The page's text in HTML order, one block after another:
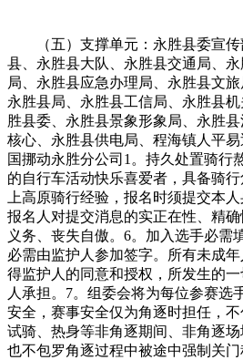
（五）支撑单元：永胜县委宣传
县、永胜县大队、永胜县交通局、
局、永胜县应急办理局、永胜县文旅
永胜县局、永胜县工信局、永胜县
胜县委、永胜县景象形象局、永胜
核心、永胜县供电局、程海镇人平
国挪动永胜分公司1。持久处置骑行
的自行车活动快乐喜爱者，具备骑
上高原骑行经验，报名时须提交本
报名人对提交消息的实正在性、精
义务、丧失自傲。6。加入选手必需
必需由监护人参加签字。所有未成
得监护人的同意和授权，所发生的
人承担。7。组委会将为每位参赛选
安全，赛事安全仅为角逐时担任，不
试骑、热身等非角逐期间、非角逐场
也不包罗角逐过程中被途中强制关